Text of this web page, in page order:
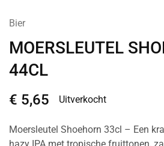
Bier
MOERSLEUTEL
44CL
€ 5,65 Uitverkocht
Moersleutel Shoehorn 33cl – Een